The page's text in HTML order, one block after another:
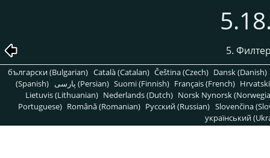
5.
български (Bulgarian) Català (Catalan) Čeština (Czech) Dansk (Danish)
(Spanish)
پارسی (Persian) Suomi (Finnish) Français (French)
Lietuvis (Lithuanian) Nederlands (Dutch) Norsk Nynorsk
Portuguese) Română (Romanian) Pусский (Russian) Slovenčina
український